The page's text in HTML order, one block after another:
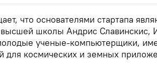
что основателями стартапа
школы Андрис Славинскис,
ученые-компьютерщики,
для космических и земных